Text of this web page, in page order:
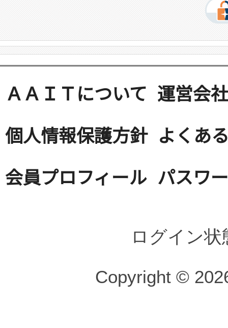
ＡＡＩＴについて 運営会社
個人情報保護方針 よくあ
会員プロフィール パスワ
ログイン
Copyright ©